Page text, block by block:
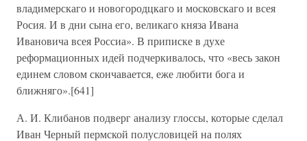
владимерскаго и новогородцкаго и московскаго и всея
Росия. И в дни сына его, великаго княза Ивана
Ивановича всея Россиа». В приписке в духе
реформационных идей подчеркивалось, что «весь закон
единем словом скончавается, еже любити бога и
ближняго».[641]
А. И. Клибанов подверг анализу глоссы, которые сделал
Иван Черный пермской полусловицей на полях